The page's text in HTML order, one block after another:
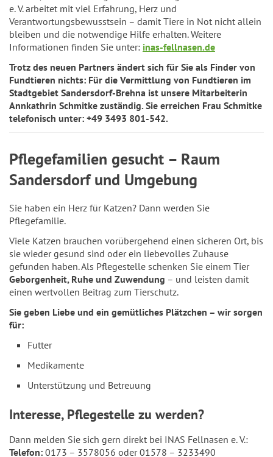
e. V. arbeitet mit viel Erfahrung, Herz und
Verantwortungsbewusstsein – damit Tiere in Not nicht allein
bleiben und die notwendige Hilfe erhalten. Weitere
Informationen finden Sie unter: inas-fellnasen.de
Trotz des neuen Partners ändert sich für Sie als Finder von
Fundtieren nichts: Für die Vermittlung von Fundtieren im
Stadtgebiet Sandersdorf-Brehna ist unsere Mitarbeiterin
Annkathrin Schmitke zuständig. Sie erreichen Frau Schmitke
telefonisch unter: +49 3493 801-542.
Pflegefamilien gesucht – Raum
Sandersdorf und Umgebung
Sie haben ein Herz für Katzen? Dann werden Sie
Pflegefamilie.
Viele Katzen brauchen vorübergehend einen sicheren Ort, bis
sie wieder gesund sind oder ein liebevolles Zuhause
gefunden haben. Als Pflegestelle schenken Sie einem Tier
Geborgenheit, Ruhe und Zuwendung – und leisten damit
einen wertvollen Beitrag zum Tierschutz.
Sie geben Liebe und ein gemütliches Plätzchen – wir sorgen
für:
Futter
Medikamente
Unterstützung und Betreuung
Interesse, Pflegestelle zu werden?
Dann melden Sie sich gern direkt bei INAS Fellnasen e. V.:
Telefon: 0173 – 3578056 oder 01578 – 3233490